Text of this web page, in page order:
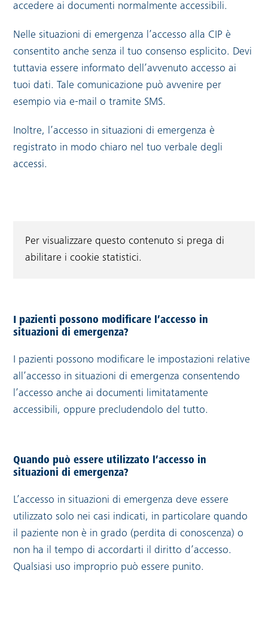
accedere ai documenti normalmente accessibili.
Nelle situazioni di emergenza l’accesso alla CIP è
consentito anche senza il tuo consenso esplicito. Devi
tuttavia essere informato dell’avvenuto accesso ai
tuoi dati. Tale comunicazione può avvenire per
esempio via e-mail o tramite SMS.
Inoltre, l’accesso in situazioni di emergenza è
registrato in modo chiaro nel tuo verbale degli
accessi.
Per visualizzare questo contenuto si prega di
abilitare i cookie statistici.
I pazienti possono modificare l’accesso in
situazioni di emergenza?
I pazienti possono modificare le impostazioni relative
all’accesso in situazioni di emergenza consentendo
l’accesso anche ai documenti limitatamente
accessibili, oppure precludendolo del tutto.
Quando può essere utilizzato l’accesso in
situazioni di emergenza?
L’accesso in situazioni di emergenza deve essere
utilizzato solo nei casi indicati, in particolare quando
il paziente non è in grado (perdita di conoscenza) o
non ha il tempo di accordarti il diritto d’accesso.
Qualsiasi uso improprio può essere punito.